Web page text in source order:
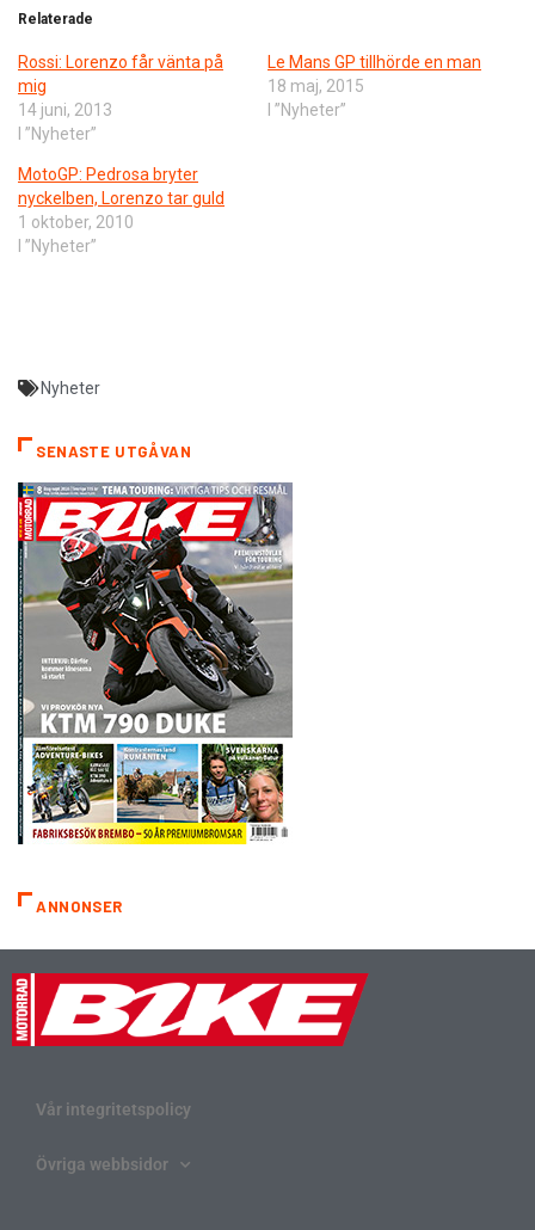
Relaterade
Rossi: Lorenzo får vänta på
mig
14 juni, 2013
I ”Nyheter”
Le Mans GP tillhörde en man
18 maj, 2015
I ”Nyheter”
MotoGP: Pedrosa bryter
nyckelben, Lorenzo tar guld
1 oktober, 2010
I ”Nyheter”
Nyheter
SENASTE UTGÅVAN
ANNONSER
Vår integritetspolicy
Övriga webbsidor